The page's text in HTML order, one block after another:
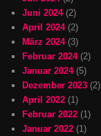
Juni 2024(2)
April 2024(2)
März 2024(3)
Februar 2024(2)
Januar 2024(5)
Dezember 2023 (2)
April 2022 (1)
Februar 2022 (1)
Januar 2022 (1)